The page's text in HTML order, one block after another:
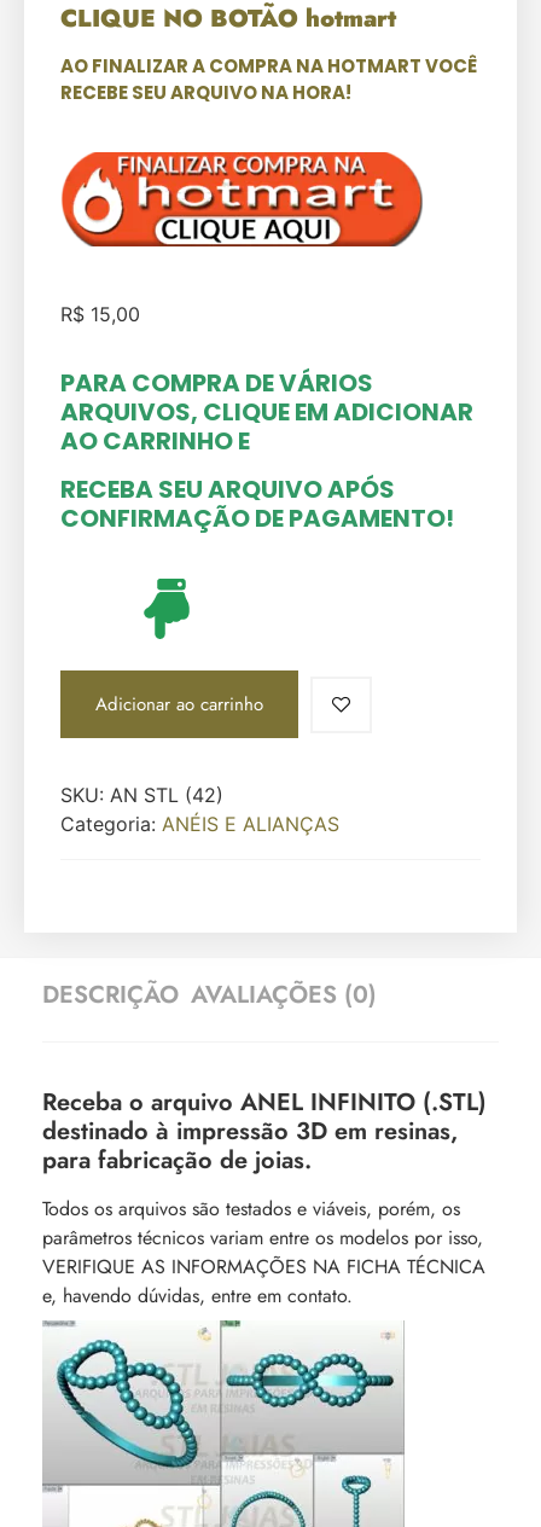
CLIQUE NO BOTÃO hotmart
AO FINALIZAR A COMPRA NA HOTMART VOCÊ
RECEBE SEU ARQUIVO NA HORA!
R$ 15,00
PARA COMPRA DE VÁRIOS
ARQUIVOS, CLIQUE EM ADICIONAR
AO CARRINHOE
RECEBA SEU ARQUIVO APÓS
CONFIRMAÇÃO DE PAGAMENTO!
Adicionar ao carrinho
SKU: AN STL (42)
Categoria: ANÉIS E ALIANÇAS
DESCRIÇÃO AVALIAÇÕES (0)
Receba o arquivo ANEL INFINITO (.STL)
destinado à impressão 3D em resinas,
para fabricação de joias.
Todos os arquivos são testados e viáveis, porém, os
parâmetros técnicos variam entre os modelos por isso,
VERIFIQUE AS INFORMAÇÕES NA FICHA TÉCNICA
e, havendo dúvidas, entre em contato.